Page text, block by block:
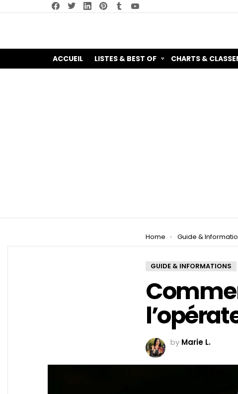
facebooktwitterlinkedin pinterest
ACCUEIL LISTES & BEST OF CHARTS &
You are here:
Home Guide &
GUIDE & INFORMATIONS
by Marie L.